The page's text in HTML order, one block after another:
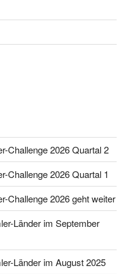
Challenge 2026 Quartal 2
Challenge 2026 Quartal 1
Challenge 2026 geht weiter
Länder im September
Länder im August 2025